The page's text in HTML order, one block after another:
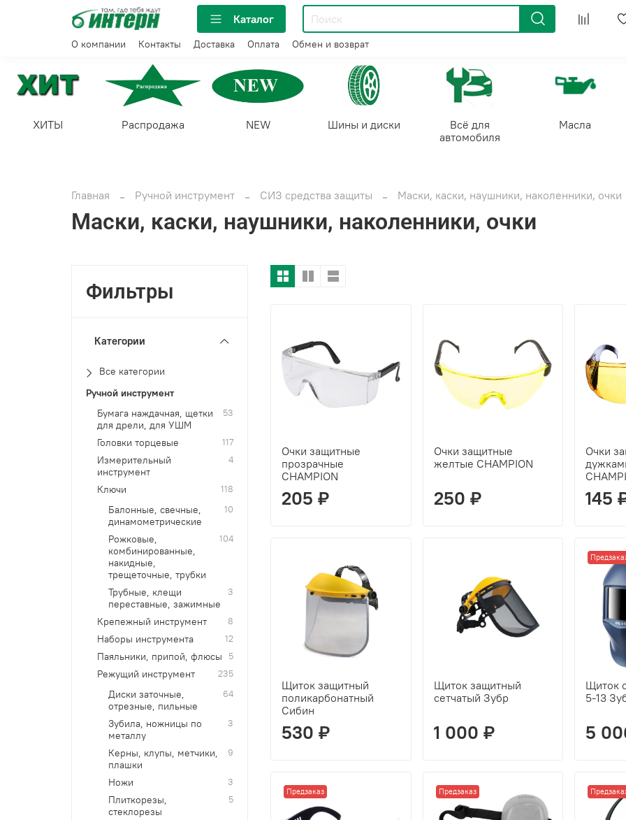
Каталог
О компании Контакты Доставка Оплата Обмен и возврат
ХИТЫ Распродажа NEW Шины и диски
Всё для
автомобиля
Масла
Главная Ручной инструмент СИЗ средства защиты Маски, каски, наушники, наколенники, очки
Маски, каски, наушники, наколенники, очки
Очки защитные
прозрачные
CHAMPION
205 ₽
Очки защитные
желтые CHAMPION
250 ₽
Очки
145
Щиток защитный
поликарбонатный
Сибин
530 ₽
Щиток защитный
сетчатый Зубр
1 000 ₽
Щиток
5-13
5
Предзаказ Предзаказ
Фильтры
Категории
Все категории
Ручной инструмент
Бумага наждачная, щетки
для дрели, для УШМ
53
Головки торцевые 117
Измерительный
инструмент
4
Ключи 118
Балонные, свечные,
динамометрические
10
Рожковые,
комбинированные,
накидные,
трещеточные, трубки
104
Трубные, клещи
переставные, зажимные
3
Крепежный инструмент 8
Наборы инструмента 12
Паяльники, припой, флюсы 5
Режущий инструмент 235
Диски заточные,
отрезные, пильные
64
Зубила, ножницы по
металлу
3
Керны, клупы, метчики,
плашки
9
Ножи 3
Плиткорезы,
стеклорезы
5